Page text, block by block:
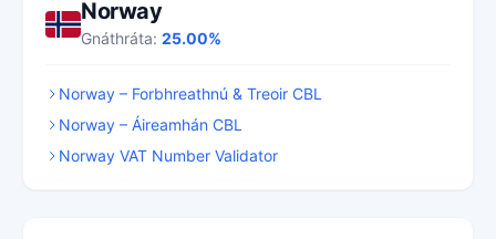
Norway
Gnáthráta: 25.00%
Norway – Forbhreathnú & Treoir CBL
Norway – Áireamhán CBL
Norway VAT Number Validator